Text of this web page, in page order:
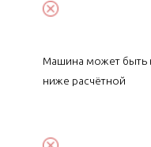
Машина может быть
ниже расчётной